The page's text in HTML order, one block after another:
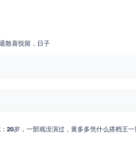
散喜悦留，日子
20岁，一部戏没演过，黄多多凭什么搭档王